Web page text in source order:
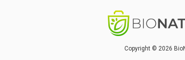
Copyright © 2026